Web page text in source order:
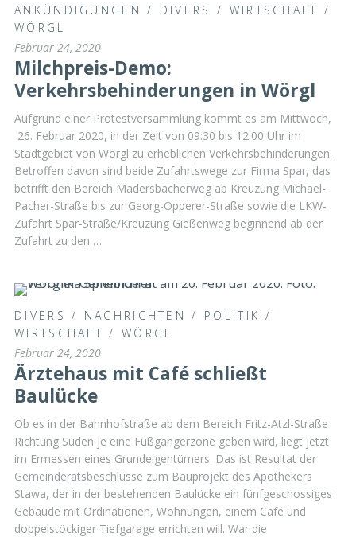
ANKÜNDIGUNGEN / DIVERS / WIRTSCHAFT /
WÖRGL
Februar 24, 2020
Milchpreis-Demo:
Verkehrsbehinderungen in Wörgl
Aufgrund einer Protestversammlung kommt es am Mittwoch,
26. Februar 2020, in der Zeit von 09:30 bis 12:00 Uhr im
Stadtgebiet von Wörgl zu erheblichen Verkehrsbehinderungen.
Betroffen davon sind beide Zufahrtswege zur Firma Spar, das
betrifft den Bereich Madersbacherweg ab Kreuzung Michael-
Pacher-Straße bis zur Georg-Opperer-Straße sowie die LKW-
Zufahrt Spar-Straße/Kreuzung Gießenweg beginnend ab der
Zufahrt zu den …
DIVERS / NACHRICHTEN / POLITIK /
WIRTSCHAFT / WÖRGL
Februar 24, 2020
Ärztehaus mit Café schließt
Baulücke
Ob es in der Bahnhofstraße ab dem Bereich Fritz-Atzl-Straße
Richtung Süden je eine Fußgängerzone geben wird, liegt jetzt
im Ermessen eines Grundeigentümers. Das ist Resultat der
Gemeinderatsbeschlüsse zum Bauprojekt des Apothekers
Stawa, der in der bestehenden Baulücke ein fünfgeschossiges
Gebäude mit Ordinationen, Wohnungen, einem Café und
doppelstöckiger Tiefgarage errichten will. War die